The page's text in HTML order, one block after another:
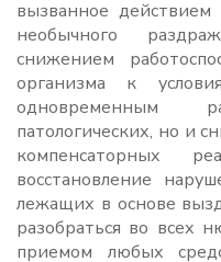
вызванное действием
необычного
снижением
организма к
одновременным
патологических, но и
компенсаторных
восстановление
лежащих в основе
разобраться во всех
приемом любых